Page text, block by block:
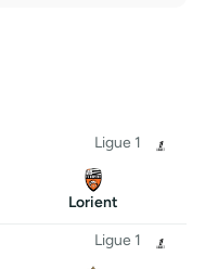
Ligue 1
Lorient
Ligue 1